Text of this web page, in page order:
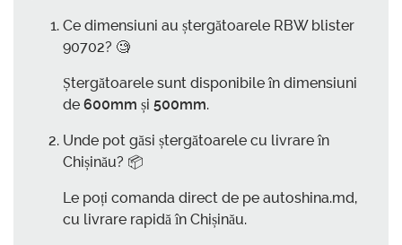
Ce dimensiuni au ștergătoarele RBW blister
90702? 🧐
Ștergătoarele sunt disponibile în dimensiuni
de 600mm și 500mm.
Unde pot găsi ștergătoarele cu livrare în
Chișinău? 📦
Le poți comanda direct de pe autoshina.md,
cu livrare rapidă în Chișinău.